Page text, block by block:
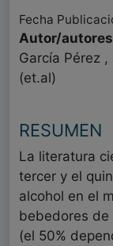
Fecha
Autor/
García Pérez
(et.al)
RESUMEN
La literatura
tercer y el
alcohol en el
bebedores de
(el 50%